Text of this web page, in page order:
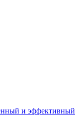
и эффективный